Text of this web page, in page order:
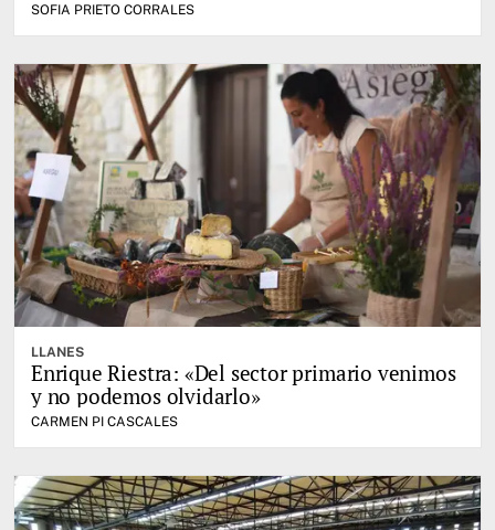
SOFIA PRIETO CORRALES
LLANES
Enrique Riestra: «Del sector primario venimos
y no podemos olvidarlo»
CARMEN PI CASCALES